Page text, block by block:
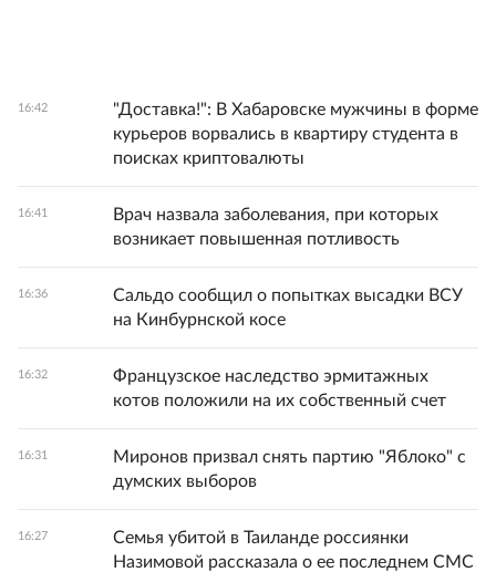
16:42
"Доставка!": В Хабаровске мужчины в форме
курьеров ворвались в квартиру студента в
поисках криптовалюты
16:41
Врач назвала заболевания, при которых
возникает повышенная потливость
16:36
Сальдо сообщил о попытках высадки ВСУ
на Кинбурнской косе
16:32
Французское наследство эрмитажных
котов положили на их собственный счет
16:31
Миронов призвал снять партию "Яблоко" с
думских выборов
16:27
Семья убитой в Таиланде россиянки
Назимовой рассказала о ее последнем СМС